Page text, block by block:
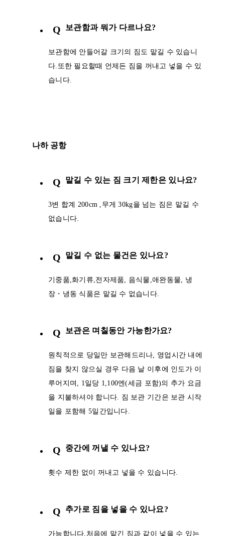
Q 보관함과 뭐가 다르나요?
보관함에 안들어갈 크기의 짐도 맡길 수 있습니
다.또한 필요할때 언제든 짐을 꺼내고 넣을 수 있
습니다.
나하 공항
Q 맡길 수 있는 짐 크기 제한은 있나요?
3변 합계 200cm ,무게 30kg을 넘는 짐은 맡길 수
없습니다.
Q 맡길 수 없는 물건은 있나요?
기중품,화기류,전자제품, 음식물,애완동물, 냉
장・냉동 식품은 맡길 수 없습니다.
Q 보관은 며칠동안 가능한가요?
원칙적으로 당일만 보관해드리나, 영업시간 내에
짐을 찾지 않으실 경우 다음 날 이후에 인도가 이
루어지며, 1일당 1,100엔(세금 포함)의 추가 요금
을 지불하셔야 합니다. 짐 보관 기간은 보관 시작
일을 포함해 5일간입니다.
Q 중간에 꺼낼 수 있나요?
횟수 제한 없이 꺼내고 넣을 수 있습니다.
Q 추가로 짐을 넣을 수 있나요?
가능합니다.처음에 맡긴 짐과 같이 넣을 수 있는